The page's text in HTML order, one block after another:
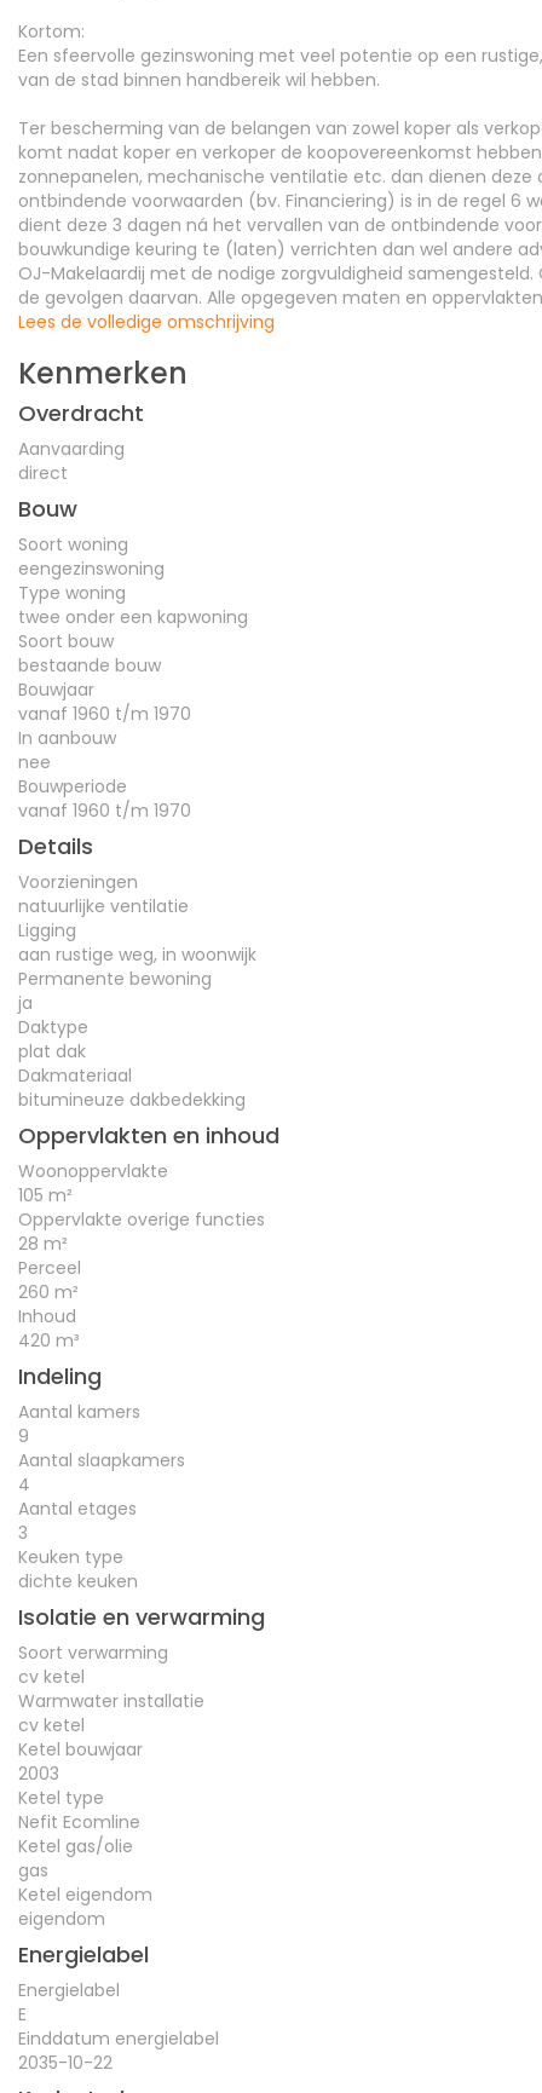
Kortom:
Een sfeervolle gezinswoning met veel potentie op een
van de stad binnen handbereik wil hebben.
Ter bescherming van de belangen van zowel koper als
komt nadat koper en verkoper de koopovereenkomst
zonnepanelen, mechanische ventilatie etc. dan dienen
ontbindende voorwaarden (bv. Financiering) is in de regel 6
dient deze 3 dagen ná het vervallen van de ontbindende
bouwkundige keuring te (laten) verrichten dan wel andere
OJ-Makelaardij met de nodige zorgvuldigheid
de gevolgen daarvan. Alle opgegeven maten en
Lees de volledige omschrijving
Kenmerken
Overdracht
Aanvaarding
direct
Bouw
Soort woning
eengezinswoning
Type woning
twee onder een kapwoning
Soort bouw
bestaande bouw
Bouwjaar
vanaf 1960 t/m 1970
In aanbouw
nee
Bouwperiode
vanaf 1960 t/m 1970
Details
Voorzieningen
natuurlijke ventilatie
Ligging
aan rustige weg, in woonwijk
Permanente bewoning
ja
Daktype
plat dak
Dakmateriaal
bitumineuze dakbedekking
Oppervlakten en inhoud
Woonoppervlakte
105 m²
Oppervlakte overige functies
28 m²
Perceel
260 m²
Inhoud
420 m³
Indeling
Aantal kamers
9
Aantal slaapkamers
4
Aantal etages
3
Keuken type
dichte keuken
Isolatie en verwarming
Soort verwarming
cv ketel
Warmwater installatie
cv ketel
Ketel bouwjaar
2003
Ketel type
Nefit Ecomline
Ketel gas/olie
gas
Ketel eigendom
eigendom
Energielabel
Energielabel
E
Einddatum energielabel
2035-10-22